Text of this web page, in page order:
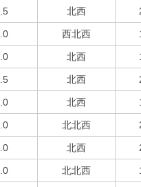
北西
西北西
北西
北西
北西
北北西
北西
北北西